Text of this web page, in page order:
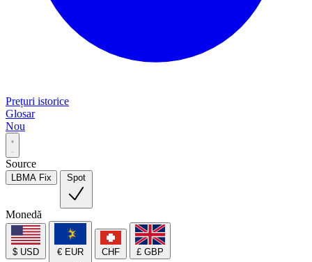
Prețuri istorice
Glosar
Nou
Source
LBMA Fix Spot
Monedă
$ USD € EUR CHF £ GBP